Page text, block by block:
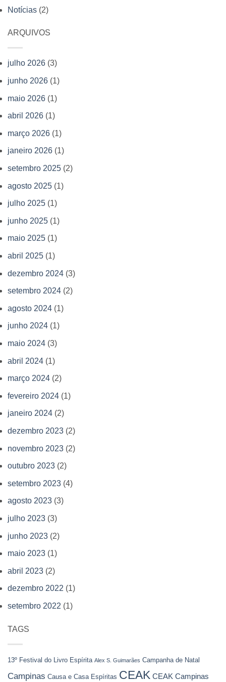
Notícias (2)
ARQUIVOS
julho 2026 (3)
junho 2026 (1)
maio 2026 (1)
abril 2026 (1)
março 2026 (1)
janeiro 2026 (1)
setembro 2025 (2)
agosto 2025 (1)
julho 2025 (1)
junho 2025 (1)
maio 2025 (1)
abril 2025 (1)
dezembro 2024 (3)
setembro 2024 (2)
agosto 2024 (1)
junho 2024 (1)
maio 2024 (3)
abril 2024 (1)
março 2024 (2)
fevereiro 2024 (1)
janeiro 2024 (2)
dezembro 2023 (2)
novembro 2023 (2)
outubro 2023 (2)
setembro 2023 (4)
agosto 2023 (3)
julho 2023 (3)
junho 2023 (2)
maio 2023 (1)
abril 2023 (2)
dezembro 2022 (1)
setembro 2022 (1)
TAGS
13º Festival do Livro Espírita Alex S. Guimarães Campanha de Natal
Campinas Causa e Casa Espíritas CEAK CEAK Campinas